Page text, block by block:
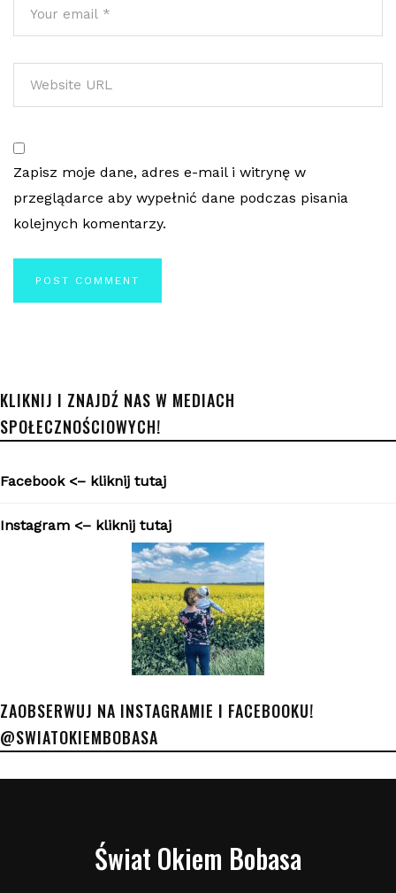
Zapisz moje dane, adres e-mail i witrynę w
przeglądarce aby wypełnić dane podczas pisania
kolejnych komentarzy.
KLIKNIJ I ZNAJDŹ NAS W MEDIACH
SPOŁECZNOŚCIOWYCH!
Facebook <– kliknij tutaj
Instagram <– kliknij tutaj
ZAOBSERWUJ NA INSTAGRAMIE I FACEBOOKU!
@SWIATOKIEMBOBASA
Świat Okiem Bobasa